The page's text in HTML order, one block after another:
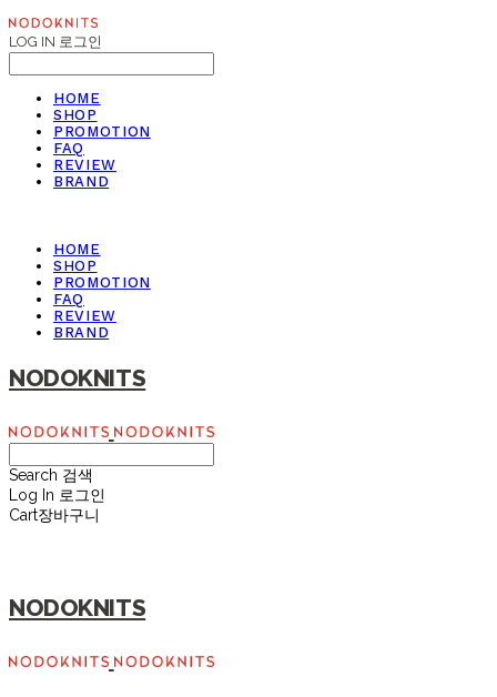
LOG IN 로그인
HOME
SHOP
PROMOTION
FAQ
REVIEW
BRAND
HOME
SHOP
PROMOTION
FAQ
REVIEW
BRAND
NODOKNITS
Search 검색
Log In 로그인
Cart장바구니
NODOKNITS